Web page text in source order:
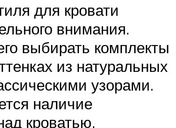
для кровати
внимания.
выбирать комплекты
из натуральных
узорами.
наличие
кроватью.